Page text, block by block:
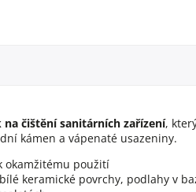
čištění sanitárních zařízení,
kámen a vápenaté usazeniny.
okamžitému použití
keramické povrchy, podlahy v